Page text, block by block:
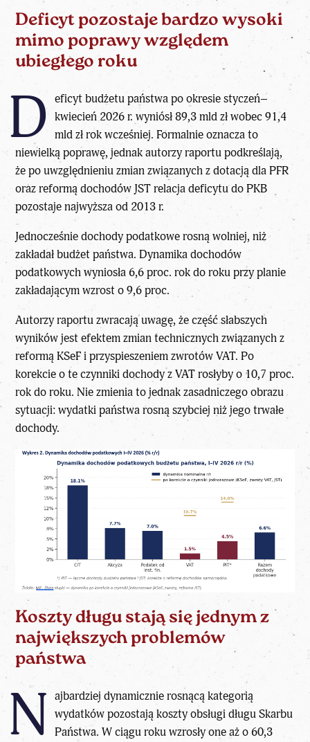
Deficyt pozostaje bardzo wysoki
mimo poprawy względem
ubiegłego roku
D eficytbudżetu państwapo okresie styczeń–
kwiecień 2026 r. wyniósł 89,3 mld zł wobec 91,4
mld zł rok wcześniej. Formalnie oznacza to
niewielką poprawę, jednak autorzy raportu podkreślają,
że po uwzględnieniu zmian związanych z dotacją dla PFR
oraz reformą dochodów JST relacja deficytu do PKB
pozostaje najwyższa od 2013 r.
Jednocześnie dochody podatkowe rosną wolniej, niż
zakładał budżet państwa. Dynamika dochodów
podatkowych wyniosła 6,6 proc. rok do roku przy planie
zakładającym wzrost o 9,6 proc.
Autorzy raportu zwracają uwagę, że część słabszych
wyników jest efektem zmian technicznych związanych z
reformą KSeF i przyspieszeniem zwrotów VAT. Po
korekcie o te czynniki dochody z VAT rosłyby o 10,7 proc.
rok do roku. Nie zmienia to jednak zasadniczego obrazu
sytuacji: wydatki państwa rosną szybciej niż jego trwałe
dochody.
Koszty długu stają się jednym z
największych problemów
państwa
N ajbardziej dynamicznie rosnącą kategorią
wydatków pozostają koszty obsługi długu Skarbu
Państwa. W ciągu roku wzrosły one aż o 60,3